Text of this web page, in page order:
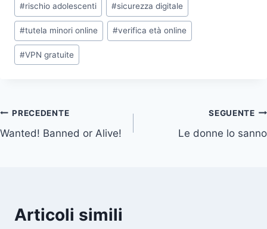
#rischio adolescenti #sicurezza digitale
#tutela minori online #verifica età online
#VPN gratuite
Navigazione
articoli
PRECEDENTE
Wanted! Banned or Alive!
SEGUENTE
Le donne lo sanno
Articoli simili